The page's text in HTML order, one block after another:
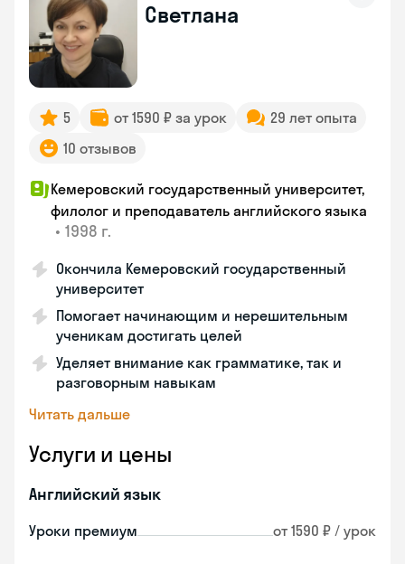
Светлана
5 от 1590 ₽ за урок
29 лет опыта
10 отзывов
Кемеровский государственный университет,
филолог и преподаватель английского языка
• 1998 г.
Окончила Кемеровский государственный
университет
Помогает начинающим и нерешительным
ученикам достигать целей
Уделяет внимание как грамматике, так и
разговорным навыкам
Читать дальше
Услуги и цены
Английский язык
Уроки премиум от 1590 ₽ / урок